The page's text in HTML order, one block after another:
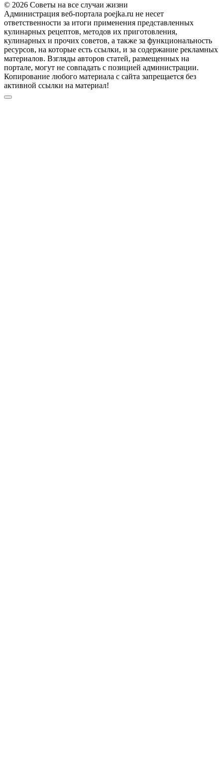
© 2026 Советы на все случаи жизни
Администрация веб-портала poejka.ru не несет
ответственности за итоги применения представленных
кулинарных рецептов, методов их приготовления,
кулинарных и прочих советов, а также за функциональность
ресурсов, на которые есть ссылки, и за содержание рекламных
материалов. Взгляды авторов статей, размещенных на
портале, могут не совпадать с позицией администрации.
Копирование любого материала с сайта запрещается без
активной ссылки на материал!